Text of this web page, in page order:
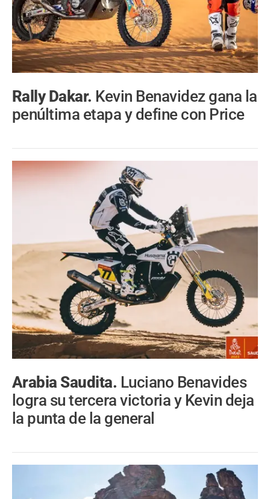
Rally Dakar. Kevin Benavidez gana la
penúltima etapa y define con Price
Arabia Saudita. Luciano Benavides
logra su tercera victoria y Kevin deja
la punta de la general